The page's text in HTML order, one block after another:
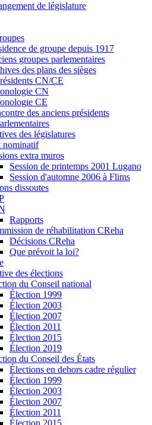
de législature
de groupe depuis 1917
groupes parlementaires
des plans des sièges
CN/CE
CN
CE
des anciens présidents
des législatures
nominatif
extra muros
Session de printemps 2001 Lugano
Session d'automne 2006 à Flims
dissoutes
Rapports
de réhabilitation CReha
Décisions CReha
Que prévoit la loi?
des élections
du Conseil national
Élection 1999
Élection 2003
Élection 2007
Élection 2011
Élection 2015
Élection 2019
du Conseil des États
Élections en dehors cadre régulier
Élection 1999
Élection 2003
Élection 2007
Élection 2011